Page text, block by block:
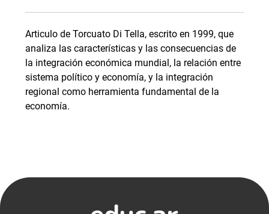
Articulo de Torcuato Di Tella, escrito en 1999, que
analiza las características y las consecuencias de
la integración económica mundial, la relación entre
sistema político y economía, y la integración
regional como herramienta fundamental de la
economía.